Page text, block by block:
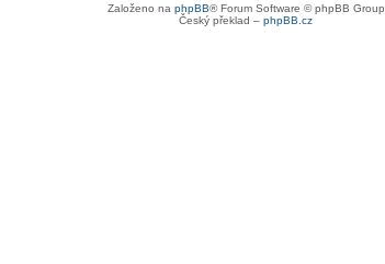
Založeno na phpBB® Forum Software © phpBB Group
Český překlad – phpBB.cz